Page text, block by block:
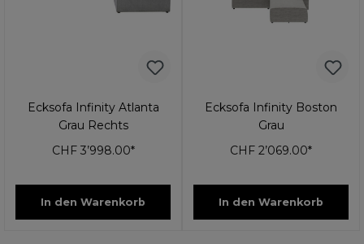
Ecksofa Infinity Atlanta
Grau Rechts
CHF 3’998.00*
In den Warenkorb
Ecksofa Infinity Boston
Grau
CHF 2’069.00*
In den Warenkorb